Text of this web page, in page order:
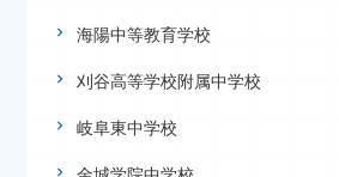
海陽中等教育学校
刈谷高等学校附属中学校
岐阜東中学校